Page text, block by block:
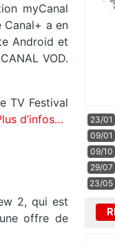
myCanal
Canal+ a en
Android et
VOD.
TV Festival
d’infos…
2, qui est
offre de
23/01
09/01
09/10
29/07
23/05